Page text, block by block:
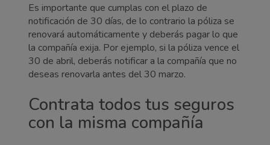
Es importante que cumplas con el plazo de
notificación de 30 días, de lo contrario la póliza se
renovará automáticamente y deberás pagar lo que
la compañía exija. Por ejemplo, si la póliza vence el
30 de abril, deberás notificar a la compañía que no
deseas renovarla antes del 30 marzo.
Contrata todos tus seguros
con la misma compañía